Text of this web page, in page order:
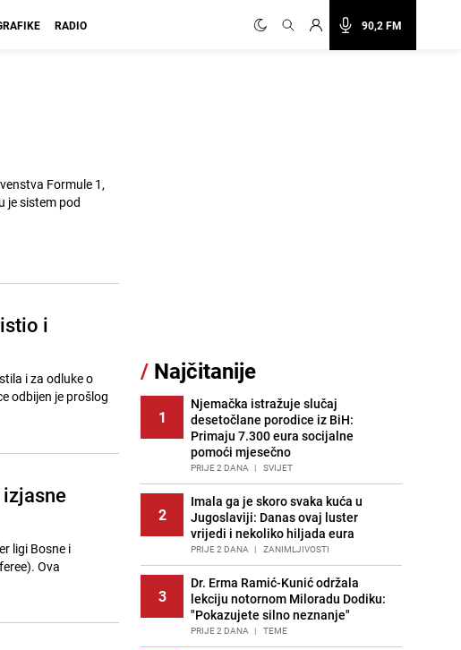
90,2 FM
RADIO
Formule 1,
je sistem pod
i
i za odluke o
odbijen je prošlog
ligi Bosne i
Ova
/ Najčitanije
1
Njemačka istražuje slučaj
desetočlane porodice iz BiH:
Primaju 7.300 eura socijalne
pomoći mjesečno
PRIJE 2 DANA | SVIJET
2
Imala ga je skoro svaka kuća u
Jugoslaviji: Danas ovaj luster
vrijedi i nekoliko hiljada eura
PRIJE 2 DANA | ZANIMLJIVOSTI
3
Dr. Erma Ramić-Kunić održala
lekciju notornom Miloradu Dodiku:
"Pokazujete silno neznanje"
PRIJE 2 DANA | TEME